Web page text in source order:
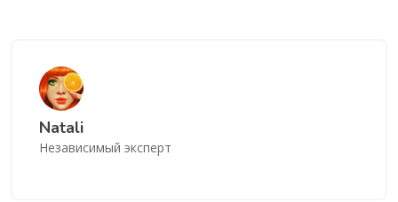
Natali
Независимый эксперт